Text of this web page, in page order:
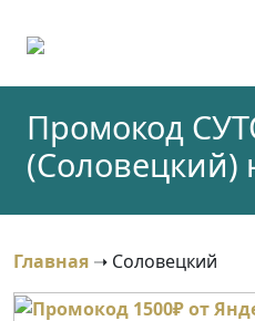
Промокод
(Соловецкий)
Главная ➝ Соловецкий